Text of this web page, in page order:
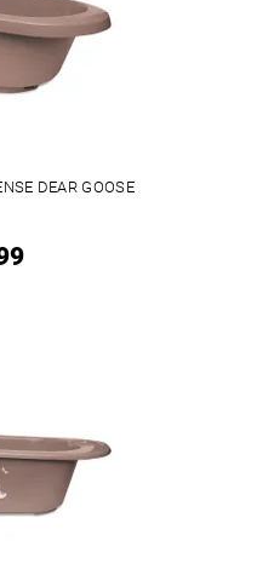
DEAR GOOSE